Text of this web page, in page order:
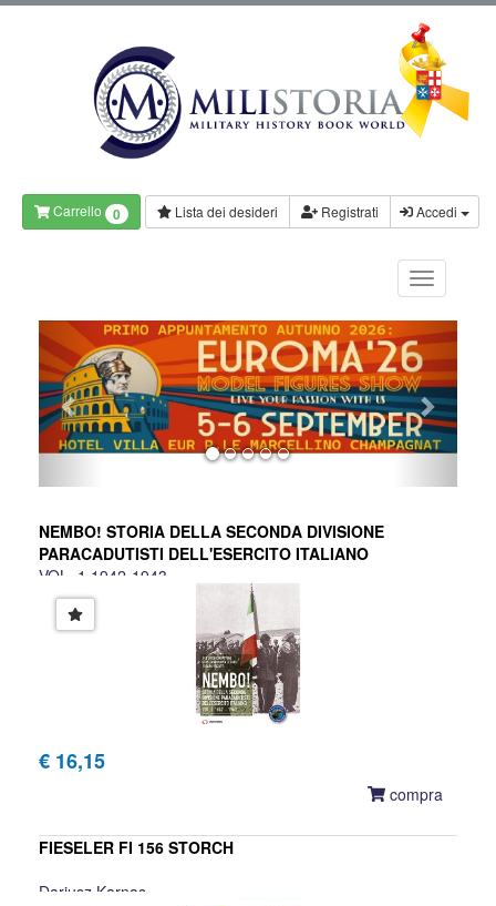
Carrello 0 Lista dei desideri Registrati Accedi
Previous Next
NEMBO! STORIA DELLA SECONDA DIVISIONE
PARACADUTISTI DELL'ESERCITO ITALIANO
VOL. 1 1942-1943
Federico Ciavattone, Cristiano Maria Dechigi, Chiara
Rizzatti
€ 16,15
compra
FIESELER FI 156 STORCH
Dariusz Karnas